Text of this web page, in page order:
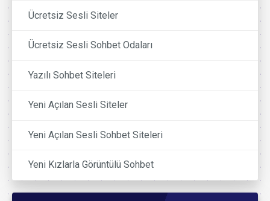
Ücretsiz Sesli Siteler
Ücretsiz Sesli Sohbet Odaları
Yazılı Sohbet Siteleri
Yeni Açılan Sesli Siteler
Yeni Açılan Sesli Sohbet Siteleri
Yeni Kızlarla Görüntülü Sohbet